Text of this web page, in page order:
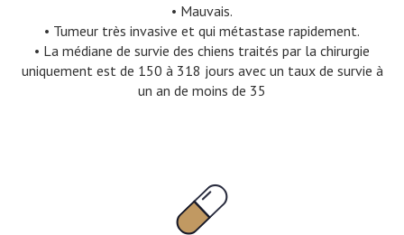
• Mauvais.
• Tumeur très invasive et qui métastase rapidement.
• La médiane de survie des chiens traités par la chirurgie
uniquement est de 150 à 318 jours avec un taux de survie à
un an de moins de 35